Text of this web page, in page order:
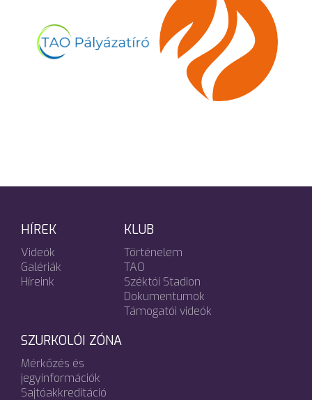
HÍREK
Videók
Galériák
Híreink
KLUB
Történelem
TAO
Széktói Stadion
Dokumentumok
Támogatói videók
SZURKOLÓI ZÓNA
Mérkőzés és
jegyinformációk
Sajtóakkreditáció